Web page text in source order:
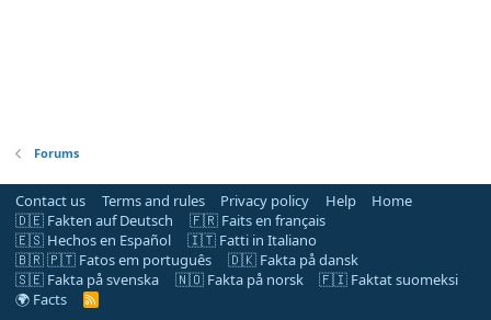
Forums
Contact us Terms and rules Privacy policy Help
Home
🇩🇪 Fakten auf Deutsch
🇫🇷 Faits en français
🇪🇸 Hechos en Español
🇮🇹 Fatti in Italiano
🇧🇷 🇵🇹 Fatos em português
🇩🇰 Fakta på dansk
🇸🇪 Fakta på svenska
🇳🇴 Fakta på norsk
🇫🇮 Faktat suomeksi
🌍 Facts
R